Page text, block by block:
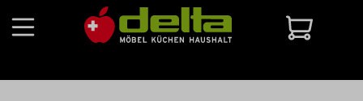
Zum Hauptinhalt springen